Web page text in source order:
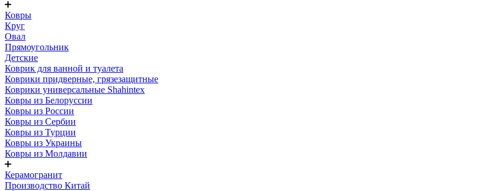
Ковры
Круг
Овал
Прямоугольник
Детские
Коврик для ванной и туалета
Коврики придверные, грязезащитные
Коврики универсальные Shahintex
Ковры из Белоруссии
Ковры из России
Ковры из Сербии
Ковры из Турции
Ковры из Украины
Ковры из Молдавии
Керамогранит
Производство Китай